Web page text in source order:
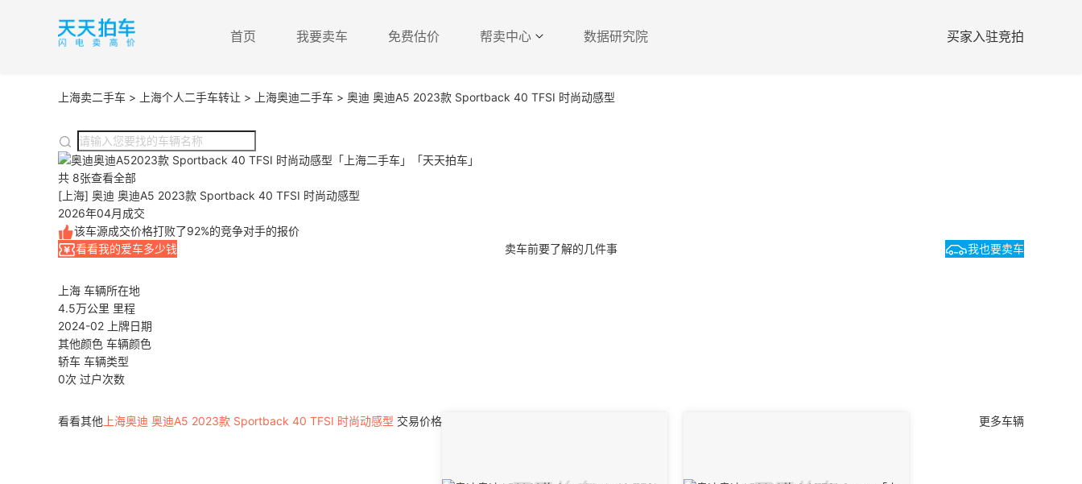
首页 我要卖车 免费估价 帮卖中心 数据研究院 买家入驻竞拍
上海卖二手车 > 上海个人二手车转让 > 上海奥迪二手车 > 奥迪 奥迪A5 2023款 Sportback 40 TFSI 时尚动感型
共 8张查看全部
[上海] 奥迪 奥迪A5 2023款 Sportback 40 TFSI 时尚动感型
2026年04月成交
该车源成交价格打败了92%的竞争对手的报价
看看我的爱车多少钱
我也要卖车
卖车前要了解的几件事
上海 车辆所在地
4.5万公里 里程
2024-02 上牌日期
其他颜色 车辆颜色
轿车 车辆类型
0次 过户次数
看看其他 上海奥迪 奥迪A5 2023款 Sportback 40 TFSI 时尚动感型 交易价格 更多车辆